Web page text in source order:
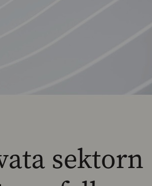
sektorn